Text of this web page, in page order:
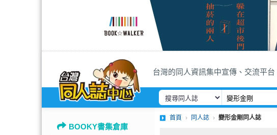
台灣的同人資訊集中宣傳、交流平台
BOOKY書集倉庫
首頁 同人誌 變形金剛同人誌